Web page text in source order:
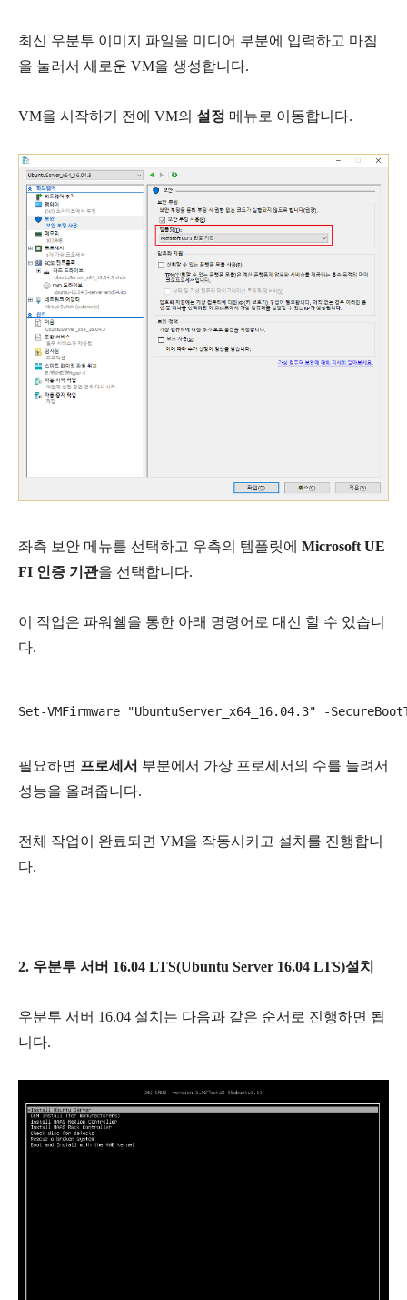
최신 우분투 이미지 파일을 미디어 부분에 입력하고 마침
을 눌러서 새로운 VM을 생성합니다.
VM을 시작하기 전에 VM의 설정 메뉴로 이동합니다.
좌측 보안 메뉴를 선택하고 우측의 템플릿에 Microsoft UE
FI 인증 기관을 선택합니다.
이 작업은 파워쉘을 통한 아래 명령어로 대신 할 수 있습니
다.
필요하면 프로세서 부분에서 가상 프로세서의 수를 늘려서
성능을 올려줍니다.
전체 작업이 완료되면 VM을 작동시키고 설치를 진행합니
다.
2. 우분투 서버 16.04 LTS(Ubuntu Server 16.04 LTS)설치
우분투 서버 16.04 설치는 다음과 같은 순서로 진행하면 됩
니다.